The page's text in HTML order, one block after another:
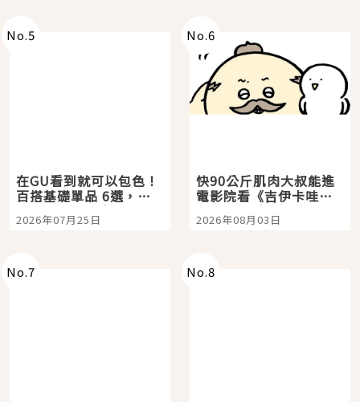
No.5
在GU看到就可以包色！
百搭基礎單品 6選，閉
眼全收也不心疼
2026年07月25日
No.6
快90公斤肌肉大叔能進
電影院看《吉伊卡哇》
嗎？日本重金屬樂團
「打首」會長與nagano
2026年08月03日
No.7 No.8